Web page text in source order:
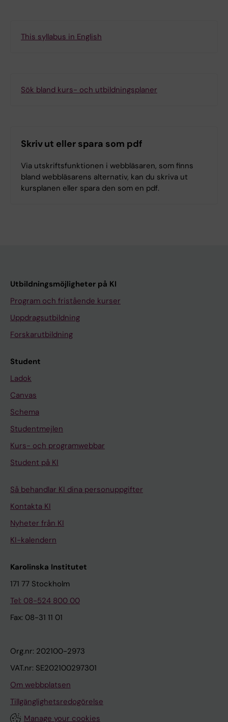
This syllabus in English
Sök bland kurs- och utbildningsplaner
Skriv ut eller spara som pdf
Via utskriftsfunktionen i webbläsaren, som finns
bland webbläsarens alternativ, kan du skriva ut
kursplanen eller spara den som en pdf.
Utbildningsmöjligheter på KI
Program och fristående kurser
Uppdragsutbildning
Forskarutbildning
Student
Ladok
Canvas
Schema
Studentmejlen
Kurs- och programwebbar
Student på KI
Så behandlar KI dina personuppgifter
Kontakta KI
Nyheter från KI
KI-kalendern
Karolinska Institutet
171 77 Stockholm
Tel: 08-524 800 00
Fax: 08-31 11 01
Org.nr: 202100-2973
VAT.nr: SE202100297301
Om webbplatsen
Tillgänglighetsredogörelse
Manage your cookies